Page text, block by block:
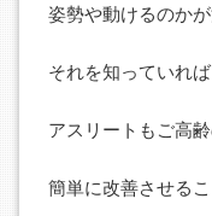
姿勢や動けるのかが
それを知っていれば
アスリートもご高
簡単に改善させる